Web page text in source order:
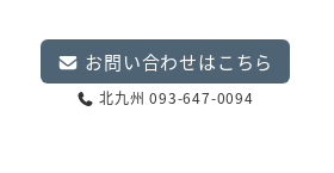
お問い合わせはこちら
北九州 093-647-0094